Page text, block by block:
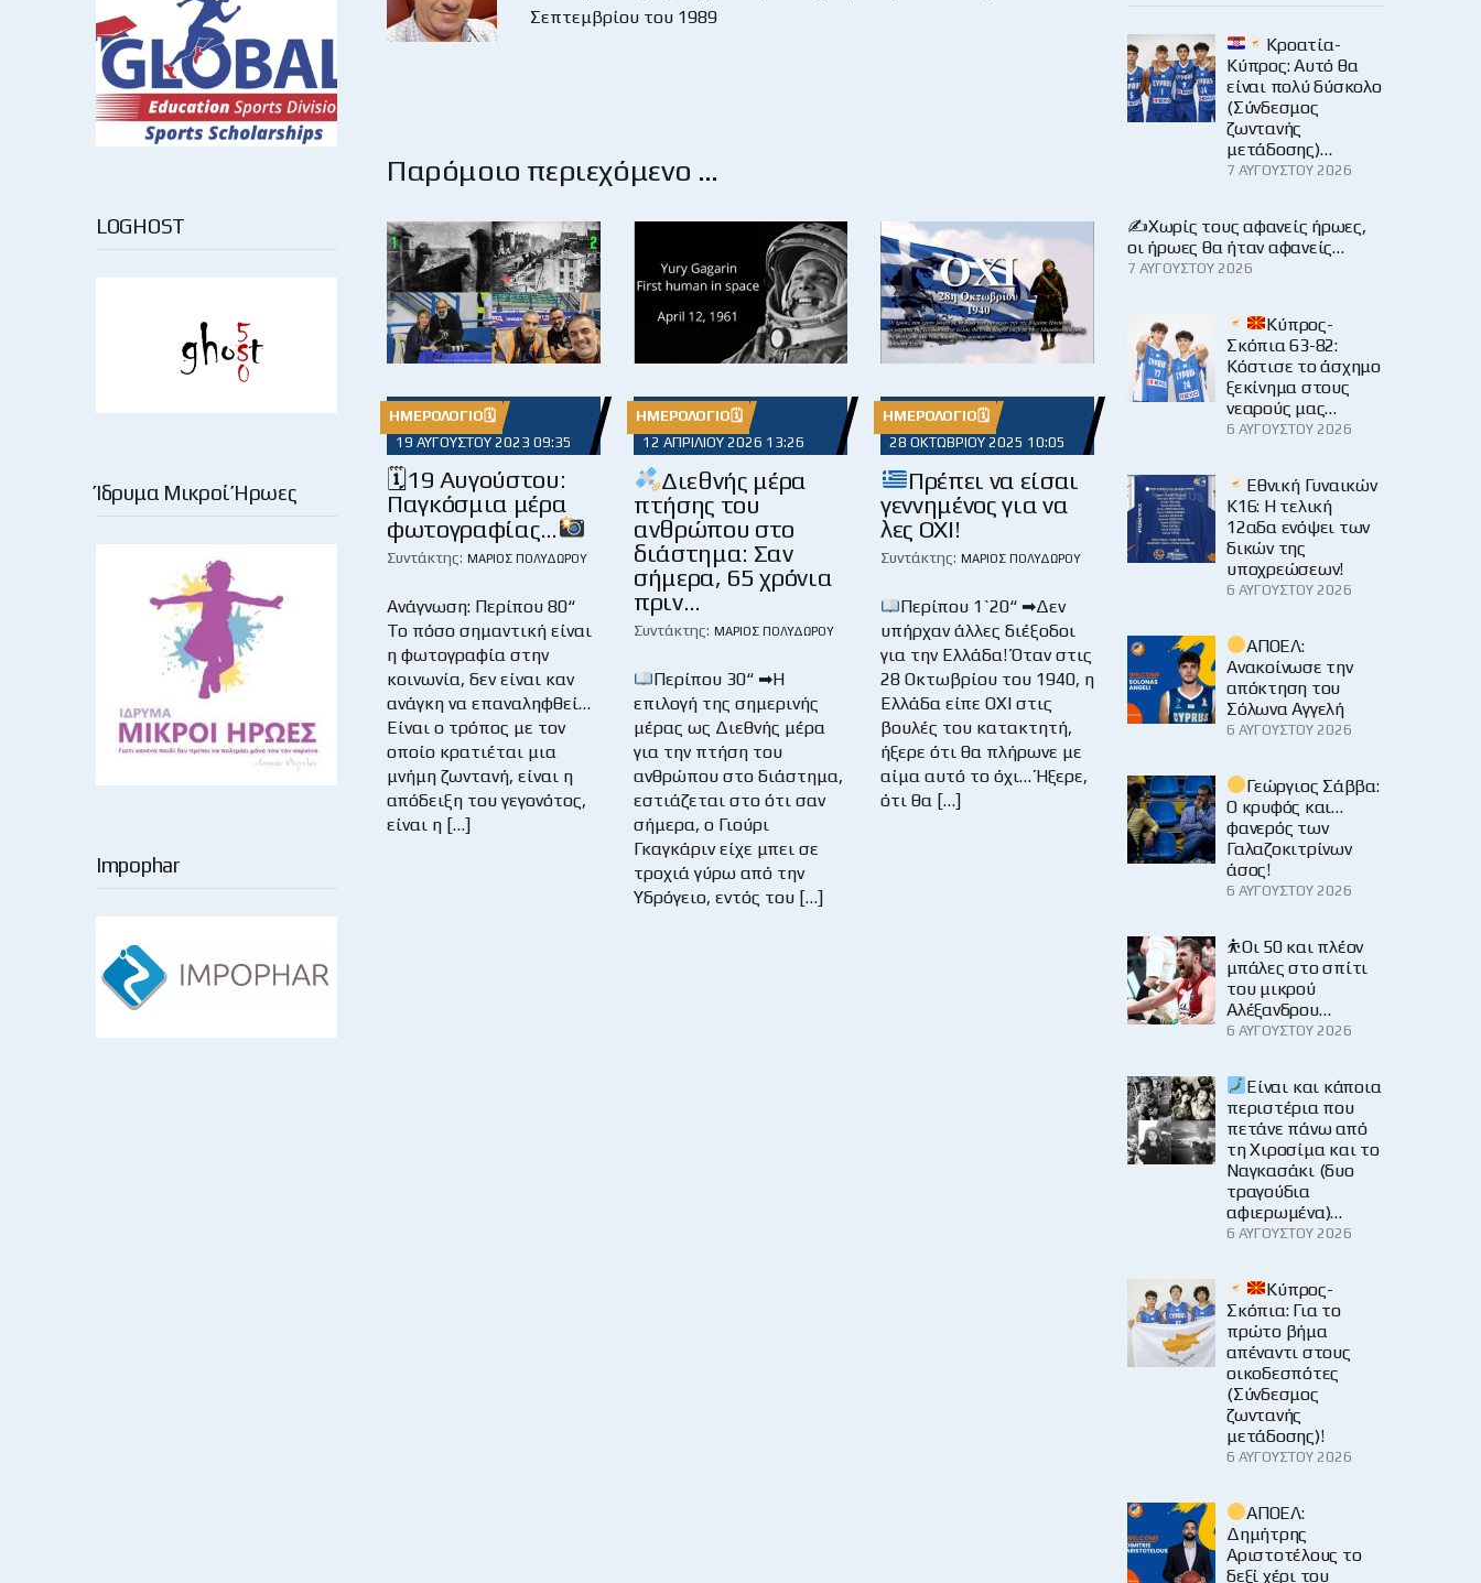
LOGHOST
Ίδρυμα Μικροί Ήρωες
Impophar
Σεπτεμβρίου του 1989
Παρόμοιο περιεχόμενο …
ΗΜΕΡΟΛΌΓΙΟ🗓
19 ΑΥΓΟΎΣΤΟΥ 2023 09:35
🗓19 Αυγούστου:
Παγκόσμια μέρα
φωτογραφίας…
Συντάκτης: ΜΆΡΙΟΣ ΠΟΛΥΔΏΡΟΥ
Ανάγνωση: Περίπου 80“
Το πόσο σημαντική είναι
η φωτογραφία στην
κοινωνία, δεν είναι καν
ανάγκη να επαναληφθεί…
Είναι ο τρόπος με τον
οποίο κρατιέται μια
μνήμη ζωντανή, είναι η
απόδειξη του γεγονότος,
είναι η […]
ΗΜΕΡΟΛΌΓΙΟ🗓
12 ΑΠΡΙΛΊΟΥ 2026 13:26
Διεθνής μέρα
πτήσης του
ανθρώπου στο
διάστημα: Σαν
σήμερα, 65 χρόνια
πριν…
Συντάκτης: ΜΆΡΙΟΣ ΠΟΛΥΔΏΡΟΥ
Περίπου 30“ ➡Η
επιλογή της σημερινής
μέρας ως Διεθνής μέρα
για την πτήση του
ανθρώπου στο διάστημα,
εστιάζεται στο ότι σαν
σήμερα, ο Γιούρι
Γκαγκάριν είχε μπει σε
τροχιά γύρω από την
Υδρόγειο, εντός του […]
ΗΜΕΡΟΛΌΓΙΟ🗓
28 ΟΚΤΩΒΡΊΟΥ 2025 10:05
Πρέπει να είσαι
γεννημένος για να
λες ΟΧΙ!
Συντάκτης: ΜΆΡΙΟΣ ΠΟΛΥΔΏΡΟΥ
Περίπου 1`20“ ➡Δεν
υπήρχαν άλλες διέξοδοι
για την Ελλάδα! Όταν στις
28 Οκτωβρίου του 1940, η
Ελλάδα είπε ΟΧΙ στις
βουλές του κατακτητή,
ήξερε ότι θα πλήρωνε με
αίμα αυτό το όχι… Ήξερε,
ότι θα […]
Κροατία-
Κύπρος: Αυτό θα
είναι πολύ δύσκολο
(Σύνδεσμος
ζωντανής
μετάδοσης)…
7 ΑΥΓΟΎΣΤΟΥ 2026
✍️Χωρίς τους αφανείς ήρωες,
οι ήρωες θα ήταν αφανείς…
7 ΑΥΓΟΎΣΤΟΥ 2026
Κύπρος-
Σκόπια 63-82:
Κόστισε το άσχημο
ξεκίνημα στους
νεαρούς μας…
6 ΑΥΓΟΎΣΤΟΥ 2026
Εθνική Γυναικών
Κ16: Η τελική
12αδα ενόψει των
δικών της
υποχρεώσεων!
6 ΑΥΓΟΎΣΤΟΥ 2026
ΑΠΟΕΛ:
Ανακοίνωσε την
απόκτηση του
Σόλωνα Αγγελή
6 ΑΥΓΟΎΣΤΟΥ 2026
Γεώργιος Σάββα:
Ο κρυφός και…
φανερός των
Γαλαζοκιτρίνων
άσος!
6 ΑΥΓΟΎΣΤΟΥ 2026
⛹️Οι 50 και πλέον
μπάλες στο σπίτι
του μικρού
Αλέξανδρου…
6 ΑΥΓΟΎΣΤΟΥ 2026
Είναι και κάποια
περιστέρια που
πετάνε πάνω από
τη Χιροσίμα και το
Ναγκασάκι (δυο
τραγούδια
αφιερωμένα)…
6 ΑΥΓΟΎΣΤΟΥ 2026
Κύπρος-
Σκόπια: Για το
πρώτο βήμα
απέναντι στους
οικοδεσπότες
(Σύνδεσμος
ζωντανής
μετάδοσης)!
6 ΑΥΓΟΎΣΤΟΥ 2026
ΑΠΟΕΛ:
Δημήτρης
Αριστοτέλους το
δεξί χέρι του